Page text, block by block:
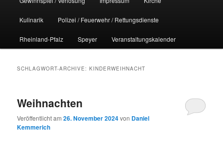
Kulinarik Polizei / Feuerwehr / Rettungsdienste
Rheinland-Pfalz Speyer Veranstaltungskalender
SCHLAGWORT-ARCHIVE:KINDERWEIHNACHT
Weihnachten
Veröffentlicht am26. November 2024von Daniel
Kemmerich